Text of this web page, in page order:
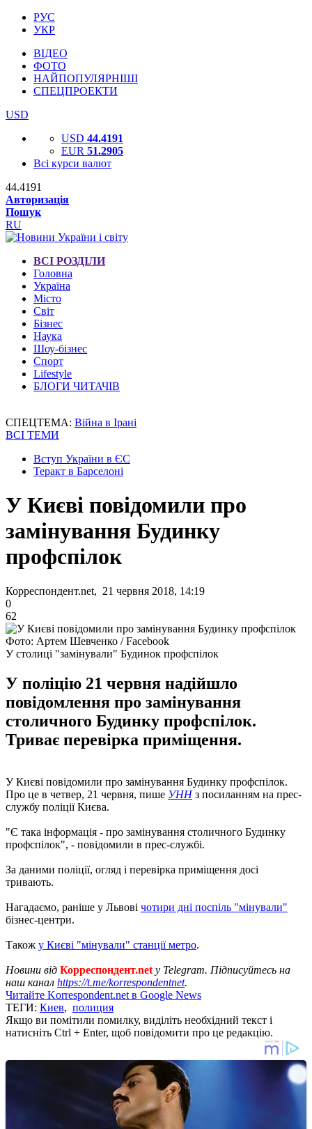
РУС
УКР
ВІДЕО
ФОТО
НАЙПОПУЛЯРНІШІ
СПЕЦПРОЕКТИ
USD
USD 44.4191
EUR 51.2905
Всі курси валют
44.4191
Авторизація
Пошук
RU
ВСІ РОЗДІЛИ
Головна
Україна
Місто
Світ
Бізнес
Наука
Шоу-бізнес
Спорт
Lifestyle
БЛОГИ ЧИТАЧІВ
СПЕЦТЕМА: Війна в Ірані
ВСІ ТЕМИ
Вступ України в ЄС
Теракт в Барселоні
У Києві повідомили про
замінування Будинку
профспілок
Корреспондент.net, 21 червня 2018, 14:19
0
62
Фото: Артем Шевченко / Facebook
У столиці "замінували" Будинок профспілок
У поліцію 21 червня надійшло
повідомлення про замінування
столичного Будинку профспілок.
Триває перевірка приміщення.
У Києві повідомили про замінування Будинку профспілок.
Про це в четвер, 21 червня, пише УННз посиланням на прес-
службу поліції Києва.
"Є така інформація - про замінування столичного Будинку
профспілок", - повідомили в прес-службі.
За даними поліції, огляд і перевірка приміщення досі
тривають.
Нагадаємо, раніше у Львові чотири дні поспіль "мінували"
бізнес-центри.
Також у Києві "мінували" станції метро.
Новини від Корреспондент.net у Telegram. Підписуйтесь на
наш канал https://t.me/korrespondentnet.
Читайте Korrespondent.net в Google News
ТЕГИ: Киев, полиция
Якщо ви помітили помилку, виділіть необхідний текст і
натисніть Ctrl + Enter, щоб повідомити про це редакцію.